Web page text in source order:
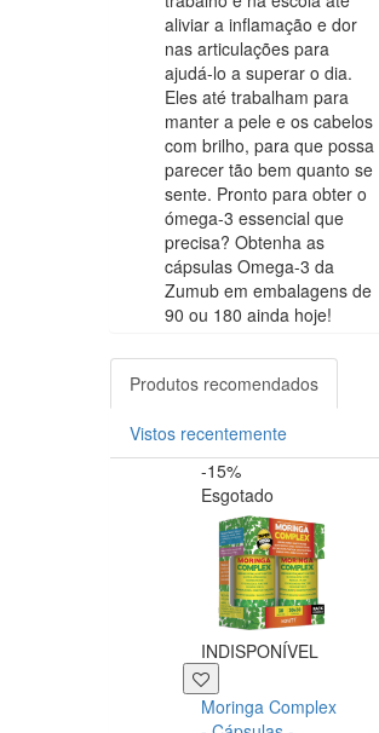
aliviar a inflamação e dor
nas articulações para
ajudá-lo a superar o dia.
Eles até trabalham para
manter a pele e os cabelos
com brilho, para que possa
parecer tão bem quanto se
sente. Pronto para obter o
ómega-3 essencial que
precisa? Obtenha as
cápsulas Omega-3 da
Zumub em embalagens de
90 ou 180 ainda hoje!
Produtos recomendados
Vistos recentemente
-15%
Esgotado
INDISPONÍVEL
Moringa Complex